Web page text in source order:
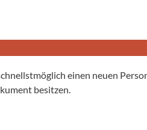
einen neuen
besitzen.